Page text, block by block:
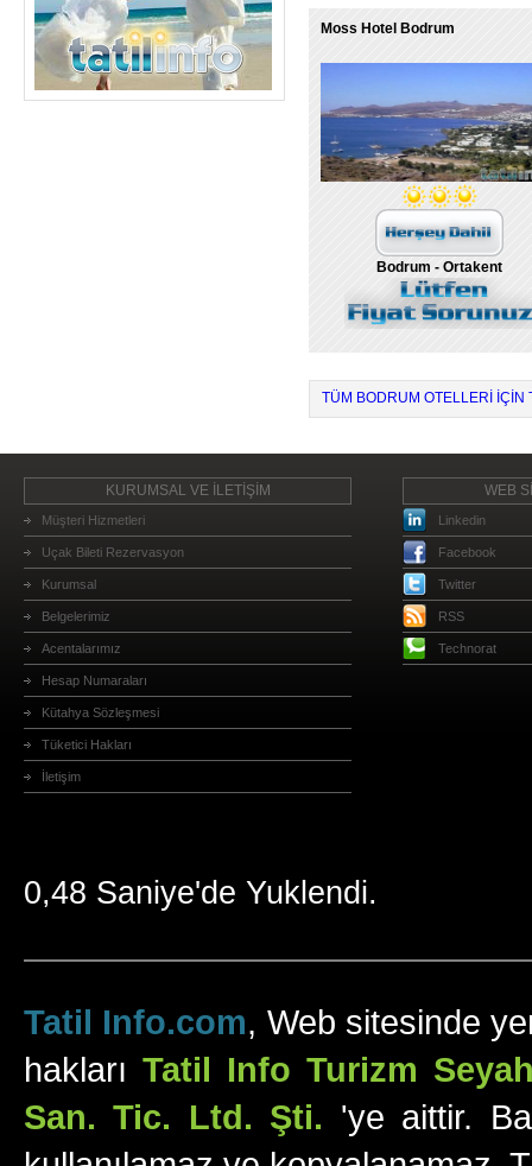
Moss Hotel Bodrum
Bodrum - Ortakent
TÜM BODRUM OTELLERI IÇIN
KURUMSAL VE İLETİŞİM
Müşteri Hizmetleri
Uçak Bileti Rezervasyon
Kurumsal
Belgelerimiz
Acentalarımız
Hesap Numaraları
Kütahya Sözleşmesi
Tüketici Hakları
İletişim
WEB
Linkedin
Facebook
Twitter
RSS
Technorat
0,48 Saniye'de Yuklendi.
Tatil Info.com, Web sitesinde
hakları Tatil Info Turizm
San. Tic. Ltd. Şti. 'ye aittir.